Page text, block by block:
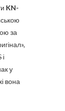
KN-
за
у
вона